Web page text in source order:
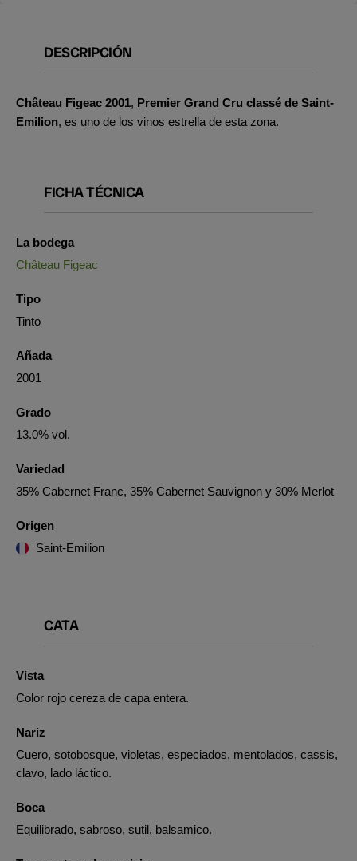
DESCRIPCIÓN
Château Figeac 2001, Premier Grand Cru classé de Saint-
Emilion, es uno de los vinos estrella de esta zona.
FICHA TÉCNICA
La bodega
Château Figeac
Tipo
Tinto
Añada
2001
Grado
13.0% vol.
Variedad
35% Cabernet Franc, 35% Cabernet Sauvignon y 30% Merlot
Origen
Saint-Emilion
CATA
Vista
Color rojo cereza de capa entera.
Nariz
Cuero, sotobosque, violetas, especiados, mentolados, cassis,
clavo, lado láctico.
Boca
Equilibrado, sabroso, sutil, balsamico.